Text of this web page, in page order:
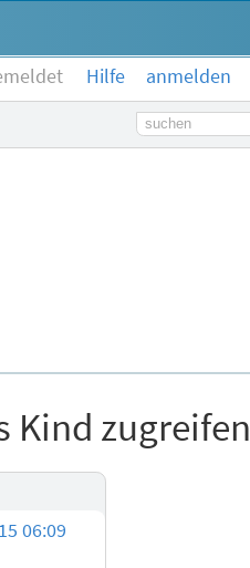
Hilfe anmelden
Suchbegriff
Kind zugreifen
06:09